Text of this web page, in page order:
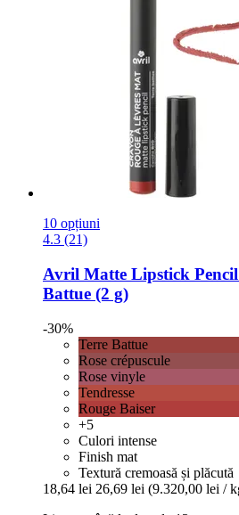
10 opțiuni
4.3 (21)
Avril Matte Lipstick
Battue (2 g)
-30%
Terre Battue
Rose crépuscule
Rose vinyle
Tendresse
Rouge Baiser
+5
Culori intense
Finish mat
Textură cremoasă și plăcută
18,64 lei 26,69 lei (9.320,00 lei /